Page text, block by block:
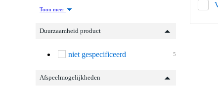
Toon meer
Duurzaamheid product
5
niet gespecificeerd
Afspeelmogelijkheden